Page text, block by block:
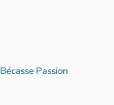
Bécasse Passion